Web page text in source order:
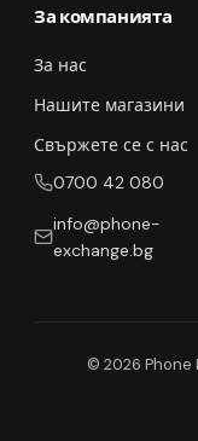
За компанията
За нас
Нашите магазини
Свържете се с нас
0700 42 080
info@phone-
exchange.bg
© 2026 Phone